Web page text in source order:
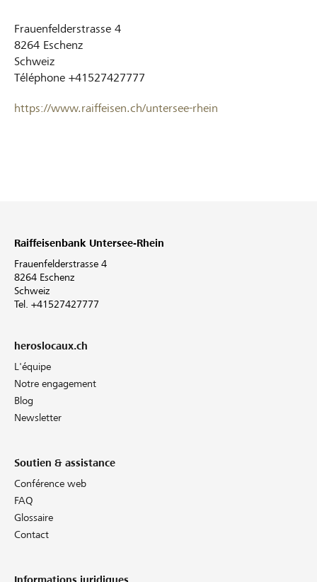
Frauenfelderstrasse 4
8264 Eschenz
Schweiz
Téléphone +41527427777
https://www.raiffeisen.ch/untersee-rhein
Raiffeisenbank Untersee-Rhein
Frauenfelderstrasse 4
8264 Eschenz
Schweiz
Tel. +41527427777
heroslocaux.ch
L'équipe
Notre engagement
Blog
Newsletter
Soutien & assistance
Conférence web
FAQ
Glossaire
Contact
Informations juridiques